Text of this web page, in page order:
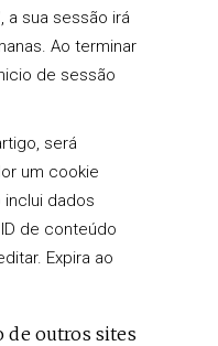
a sua sessão irá
Ao terminar
de sessão
será
um cookie
inclui dados
de conteúdo
Expira ao
de outros sites